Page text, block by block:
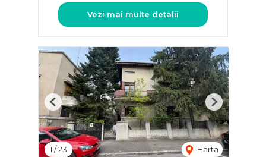
Vezi mai multe detalii
1 /23 Harta
Previous Next